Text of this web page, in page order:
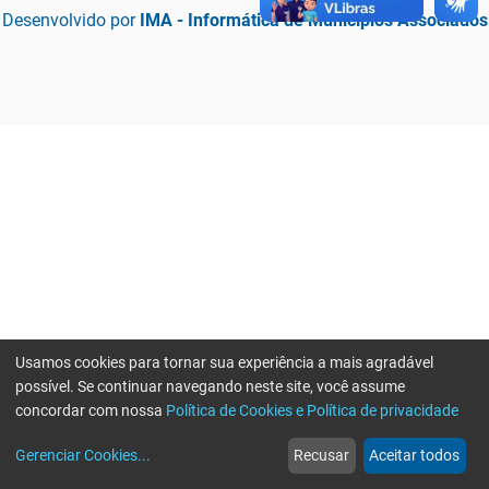
Desenvolvido por IMA - Informática de Municípios Associados
web
Notícias
more_horiz
Mais
Usamos cookies para tornar sua experiência a mais agradável
possível. Se continuar navegando neste site, você assume
concordar com nossa Política de Cookies e Política de privacidade
Gerenciar Cookies... Recusar Aceitar todos
Erro ao enviar informações, por favor tente novamente